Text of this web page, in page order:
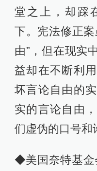
堂之上，却踩
下。宪法修正
由”，但在现实
益却在不断利
坏言论自由的
实的言论自由
们虚伪的口号和
◆美国奈特基金